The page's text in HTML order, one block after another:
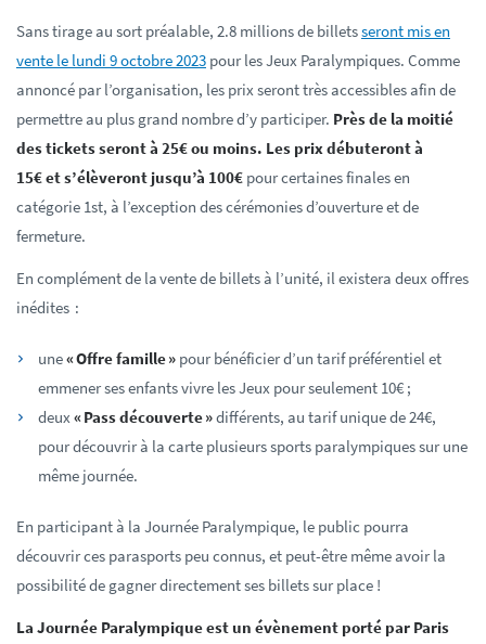
Sans tirage au sort préalable, 2.8 millions de billetsseront mis en
vente le lundi 9 octobre 2023 pour les Jeux Paralympiques. Comme
annoncé par l’organisation, les prix seront très accessibles afin de
permettre au plus grand nombre d’y participer. Près de la moitié
des tickets seront à 25€ ou moins. Les prix débuteront à
15€et s’élèveront jusqu’à 100€ pour certaines finales en
catégorie 1st, à l’exception des cérémonies d’ouverture et de
fermeture.
En complément de la vente de billets à l’unité, il existera deux offres
inédites :
une« Offre famille » pour bénéficier d’un tarif préférentiel et
emmener ses enfants vivre les Jeux pour seulement 10€ ;
deux « Pass découverte »différents, au tarif unique de 24€,
pour découvrir à la carte plusieurs sports paralympiques sur une
même journée.
En participant à la Journée Paralympique, le public pourra
découvrir ces parasports peu connus, et peut-être même avoir la
possibilité de gagner directement ses billets sur place !
La Journée Paralympique est un évènement porté par Paris